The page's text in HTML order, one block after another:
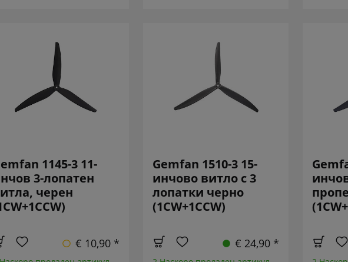
1145-3 11-
3-лопатен
черен
€ 10,90 *
Gemfan 1510-3 15-
инчово витло с 3
лопатки черно
(1CW+1CCW)
€ 24,90 *